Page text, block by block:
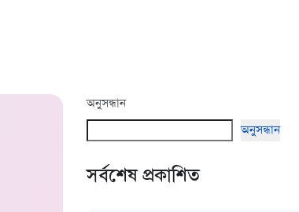
অনুসন্ধান
অনুসন্ধান
সর্বশেষ প্রকাশিত